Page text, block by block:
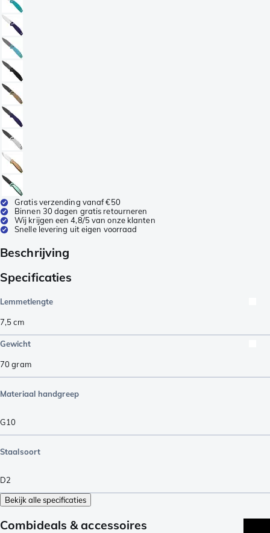
Gratis verzending vanaf €50
Binnen 30 dagen gratis retourneren
Wij krijgen een 4,8/5 van onze klanten
Snelle levering uit eigen voorraad
Beschrijving
Specificaties
Lemmetlengte
7,5cm
Gewicht
70gram
Materiaal handgreep
G10
Staalsoort
D2
Bekijk alle specificaties
Combideals & accessoires